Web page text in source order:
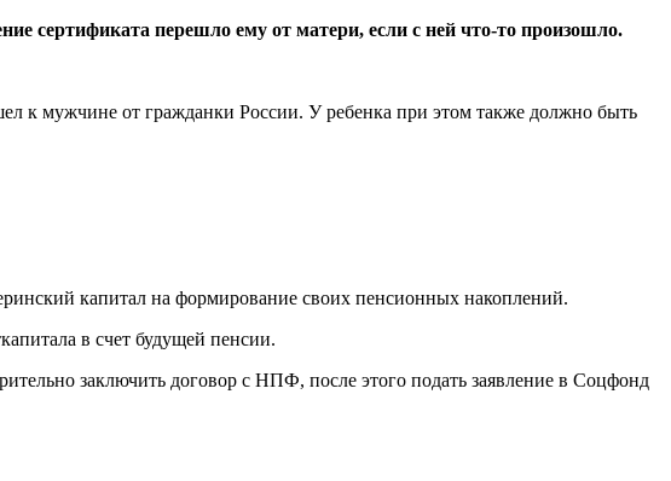
сертификата перешло ему от матери, если с ней что-то произошло.
к мужчине от гражданки России. У ребенка при этом также должно быть
капитал на формирование своих пенсионных накоплений.
в счет будущей пенсии.
заключить договор с НПФ, после этого подать заявление в Соцфонд